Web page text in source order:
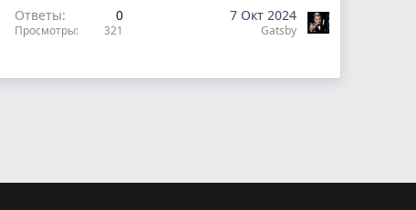
Ответы 0
Просмотры 321
7 Окт 2024
Gatsby